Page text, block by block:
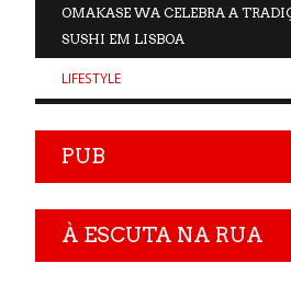
OMAKASE WA CELEBRA A
SUSHI EM LISBOA
LIFESTYLE
PUB
À ESCUTA NA RUA